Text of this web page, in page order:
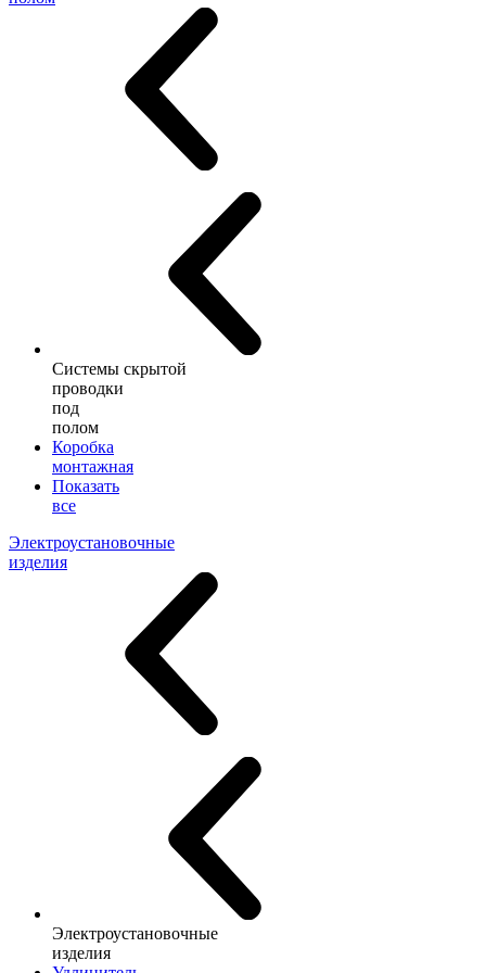
Системы скрытой
проводки
под
полом
Коробка
монтажная
Показать
все
Электроустановочные
изделия
Электроустановочные
изделия